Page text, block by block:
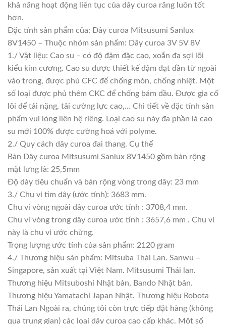
khả năng hoạt động liên tục của dây curoa răng luôn tốt
hơn.
Đặc tính sản phẩm của: Dây curoa Mitsusumi Sanlux
8V1450 – Thuộc nhóm sản phẩm: Dây curoa 3V 5V 8V
1./ Vật liệu: Cao su – có độ đậm đặc cao, xoắn đa sợi lõi
kiểu kim cương. Cao su được thiết kế đậm đạt dần từ ngoài
vào trong, được phủ CFC để chống mòn, chống nhiệt. Một
số loại được phủ thêm CKC để chống bám dầu. Được gia cố
lõi để tải nặng, tải cường lực cao,… Chi tiết về đặc tính sản
phẩm vui lòng liên hệ riêng. Loại cao su này đa phần là cao
su mới 100% được cường hoá với polyme.
2./ Quy cách dây curoa đai thang. Cụ thể
Bản Dây curoa Mitsusumi Sanlux 8V1450 gồm bản rộng
mặt lưng là: 25,5mm
Độ dày tiêu chuẩn và bản rộng vòng trong dây: 23 mm
3./ Chu vi tim dây (ước tính): 3683 mm.
Chu vi vòng ngoài dây curoa ước tính : 3708,4 mm.
Chu vi vòng trong dây curoa ước tính : 3657,6 mm . Chu vi
này là chu vi ước chừng.
Trọng lượng ước tính của sản phẩm: 2120 gram
4./ Thương hiệu sản phẩm: Mitsuba Thái Lan. Sanwu –
Singapore, sản xuất tại Việt Nam. Mitsusumi Thái lan.
Thương hiệu Mitsuboshi Nhật bản, Bando Nhật bản.
Thương hiệu Yamatachi Japan Nhật. Thương hiệu Robota
Thái Lan Ngoài ra, chúng tôi còn trực tiếp đặt hàng (không
qua trung gian) các loại dây curoa cao cấp khác. Một số